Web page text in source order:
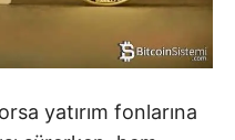
yatırım fonlarına